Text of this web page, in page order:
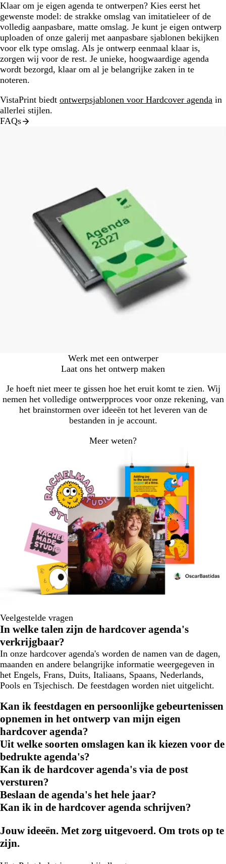
Klaar om je eigen agenda te ontwerpen? Kies eerst het
gewenste model: de strakke omslag van imitatieleer of de
volledig aanpasbare, matte omslag. Je kunt je eigen ontwerp
uploaden of onze galerij met aanpasbare sjablonen bekijken
voor elk type omslag. Als je ontwerp eenmaal klaar is,
zorgen wij voor de rest. Je unieke, hoogwaardige agenda
wordt bezorgd, klaar om al je belangrijke zaken in te
noteren.
VistaPrint biedt ontwerpsjablonen voor Hardcover agenda in
allerlei stijlen.
FAQs
Werk met een ontwerper
Laat ons het ontwerp maken
Je hoeft niet meer te gissen hoe het eruit komt te zien. Wij
nemen het volledige ontwerpproces voor onze rekening, van
het brainstormen over ideeën tot het leveren van de
bestanden in je account.
Meer weten?
Veelgestelde vragen
In welke talen zijn de hardcover agenda's
verkrijgbaar?
In onze hardcover agenda's worden de namen van de dagen,
maanden en andere belangrijke informatie weergegeven in
het Engels, Frans, Duits, Italiaans, Spaans, Nederlands,
Pools en Tsjechisch. De feestdagen worden niet uitgelicht.
Kan ik feestdagen en persoonlijke gebeurtenissen
opnemen in het ontwerp van mijn eigen
hardcover agenda?
Uit welke soorten omslagen kan ik kiezen voor de
bedrukte agenda's?
Kan ik de hardcover agenda's via de post
versturen?
Beslaan de agenda's het hele jaar?
Kan ik in de hardcover agenda schrijven?
Jouw ideeën. Met zorg uitgevoerd. Om trots op te
zijn.